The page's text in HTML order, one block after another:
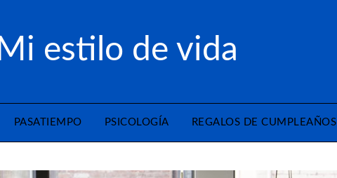
Mi estilo de vida
PASATIEMPO PSICOLOGÍA REGALOS DE CUMPLEAÑOS